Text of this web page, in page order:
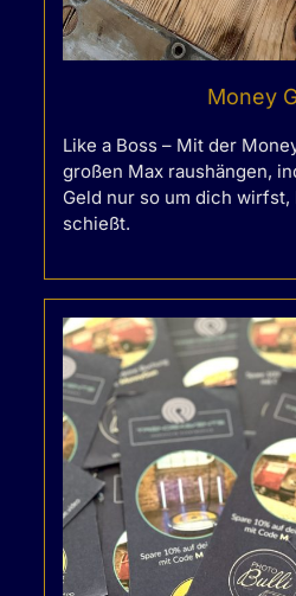
Money
Like a Boss – Mit der
großen Max raushängen,
Geld nur so um dich wirfst,
schießt.